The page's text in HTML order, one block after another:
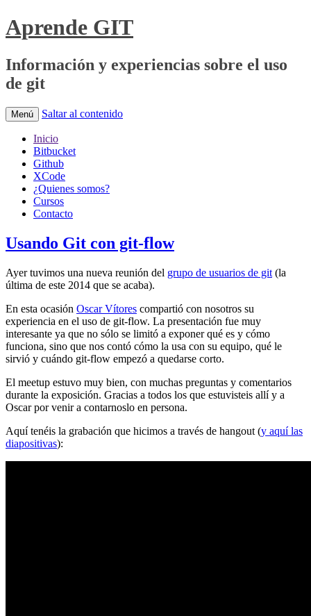
Aprende GIT
Información y experiencias sobre el uso
de git
Menú Saltar al contenido
Inicio
Bitbucket
Github
XCode
¿Quienes somos?
Cursos
Contacto
Usando Git con git-flow
Ayer tuvimos una nueva reunión del grupo de usuarios de git (la
última de este 2014 que se acaba).
En esta ocasión Oscar Vítores compartió con nosotros su
experiencia en el uso de git-flow. La presentación fue muy
interesante ya que no sólo se limitó a exponer qué es y cómo
funciona, sino que nos contó cómo la usa con su equipo, qué le
sirvió y cuándo git-flow empezó a quedarse corto.
El meetup estuvo muy bien, con muchas preguntas y comentarios
durante la exposición. Gracias a todos los que estuvisteis allí y a
Oscar por venir a contarnoslo en persona.
Aquí tenéis la grabación que hicimos a través de hangout (y aquí las
diapositivas):